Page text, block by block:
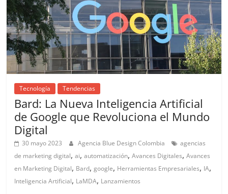
Magazines
,
ATL,
BTL,
Periódicos
y
Producción
Gráfica
en
Colombia.
Tecnología Tendencias
Bard: La Nueva Inteligencia Artificial
de Google que Revoluciona el Mundo
Digital
30 mayo 2023 Agencia Blue Design Colombia
agencias
de marketing digital,ai,automatización,Avances Digitales,Avances
en Marketing Digital, Bard,google, Herramientas Empresariales, IA,
Inteligencia Artificial, LaMDA, Lanzamientos